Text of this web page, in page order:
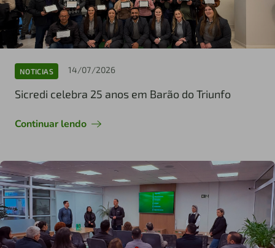
NOTICIAS 14/07/2026
Sicredi celebra 25 anos em Barão do Triunfo
Continuar lendo